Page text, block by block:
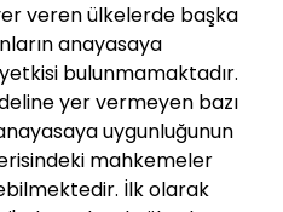
veren ülkelerde başka
anayasaya
bulunmamaktadır.
yer vermeyen bazı
uygunluğunun
mahkemeler
İlk olarak